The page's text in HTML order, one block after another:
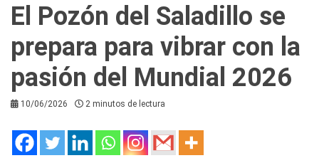
El Pozón del Saladillo se
prepara para vibrar con la
pasión del Mundial 2026
10/06/2026 2 minutos de lectura